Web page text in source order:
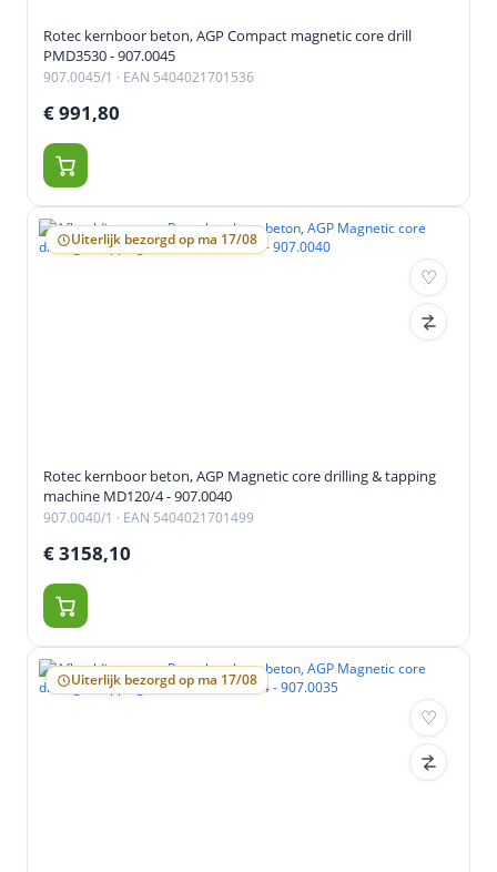
Rotec kernboor beton, AGP Compact magnetic core drill
PMD3530 - 907.0045
907.0045/1 · EAN 5404021701536
€ 991,80
Uiterlijk bezorgd op ma 17/08
Rotec kernboor beton, AGP Magnetic core drilling & tapping
machine MD120/4 - 907.0040
907.0040/1 · EAN 5404021701499
€ 3158,10
Uiterlijk bezorgd op ma 17/08